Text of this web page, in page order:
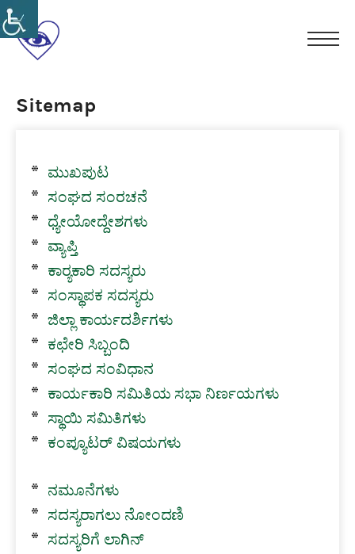
Skip
to
content
ಕರ್ನಾಟಕ
ರಾಜ್ಯ
ಅಂಧ
ಸಂಘ(ರಿ)
ಸಮಾನತೆ
Sitemap
ಮುಖಪುಟ
ಸಂಘದ ಸಂರಚನೆ
ಧ್ಯೇಯೋದ್ದೇಶಗಳು
ವ್ಯಾಪ್ತಿ
ಕಾರ‍್ಯಕಾರಿ ಸದಸ್ಯರು
ಸಂಸ್ಥಾಪಕ ಸದಸ್ಯರು
ಜಿಲ್ಲಾ ಕಾರ್ಯದರ್ಶಿಗಳು
ಕಛೇರಿ ಸಿಬ್ಬಂದಿ
ಸಂಘದ ಸಂವಿಧಾನ
ಕಾರ್ಯಕಾರಿ ಸಮಿತಿಯ ಸಭಾ ನಿರ್ಣಯಗಳು
ಸ್ಥಾಯಿ ಸಮಿತಿಗಳು
ಕಂಪ್ಯೂಟರ್ ವಿಷಯಗಳು
ನಮೂನೆಗಳು
ಸದಸ್ಯರಾಗಲು ನೋಂದಣಿ
ಸದಸ್ಯರಿಗೆ ಲಾಗಿನ್